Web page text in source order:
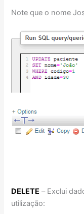
Note que o nome
DELETE – Exclui
utilização: